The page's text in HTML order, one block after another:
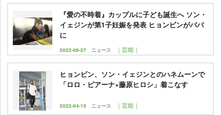
『愛の不時着』カップルに子ども誕生へ ソン・
イェジンが第1子妊娠を発表 ヒョンビンがパパ
に
2022-06-27 ニュース ｜芸能｜
ヒョンビン、ソン・イェジンとのハネムーンで
「ロロ・ピアーナ×藤原ヒロシ」着こなす
2022-04-15 ニュース ｜芸能｜